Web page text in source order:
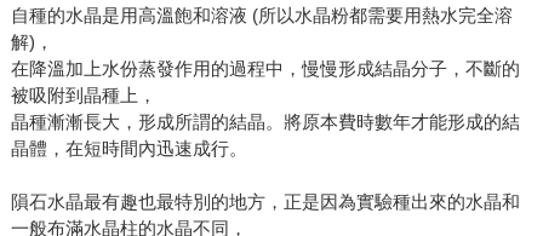
自種的水晶是用高溫飽和溶液 (所以水晶粉都需要用熱水完全溶
解)，
在降溫加上水份蒸發作用的過程中，慢慢形成結晶分子，不斷的
被吸附到晶種上，
晶種漸漸長大，形成所謂的結晶。將原本費時數年才能形成的結
晶體，在短時間內迅速成行。
隕石水晶最有趣也最特別的地方，正是因為實驗種出來的水晶和
一般布滿水晶柱的水晶不同，